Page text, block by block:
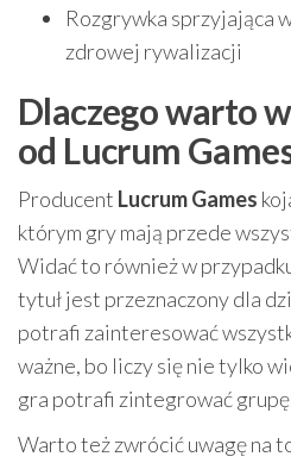
Rozgrywka sprzyjająca
zdrowej rywalizacji
Dlaczego warto
od Lucrum
Producent Lucrum Games
którym gry mają przede
Widać to również w przypadku
tytuł jest przeznaczony dla
potrafi zainteresować
ważne, bo liczy się nie tylko
gra potrafi zintegrować
Warto też zwrócić uwagę na